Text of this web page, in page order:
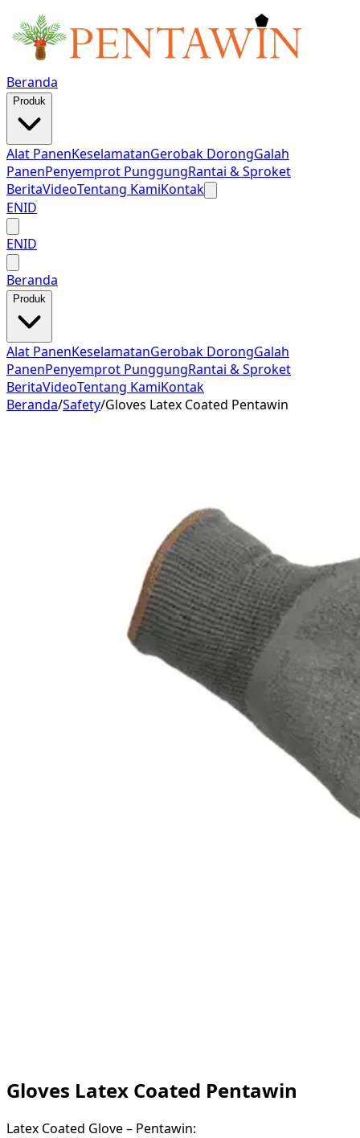
Beranda
Produk
Alat PanenKeselamatanGerobak DorongGalah
PanenPenyemprot PunggungRantai & Sproket
BeritaVideoTentang KamiKontak
ENID
ENID
Beranda
Produk
Alat PanenKeselamatanGerobak DorongGalah
PanenPenyemprot PunggungRantai & Sproket
BeritaVideoTentang KamiKontak
Beranda/Safety/Gloves Latex Coated Pentawin
Gloves Latex Coated Pentawin
Latex Coated Glove – Pentawin: